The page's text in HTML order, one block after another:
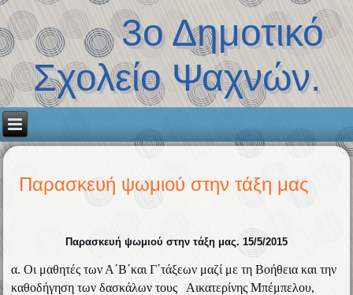
3ο Δημοτικό
Σχολείο Ψαχνών.
Παρασκευή ψωμιού στην τάξη μας
Παρασκευή ψωμιού στην τάξη μας. 15/5/2015
α. Οι μαθητές των Α΄Β΄και Γ΄τάξεων μαζί με τη Βοήθεια και την
καθοδήγηση των δασκάλων τους Αικατερίνης Μπέμπελου,